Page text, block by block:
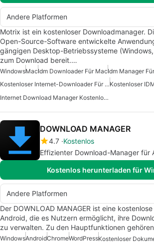
Andere Platformen
Motrix ist ein kostenloser Downloadmanager.
Open-Source-Software entwickelte
gängigen Desktop-Betriebssysteme
zum Download bereit.…
WindowsMacIdm Downloader Für MacIdm Manager
Kostenloser Internet-Downloader Für MacKostenloser
Internet Download Manager Kostenlos Für Mac
DOWNLOAD MANAGER
4.7 Kostenlos
Effizienter Download-Manager für
Kostenlos herunterladen für
Andere Platformen
Der DOWNLOAD MANAGER ist eine
Android, die es Nutzern ermöglicht, ihre
zu verwalten. Zu den Hauptfunktionen
WindowsAndroidChromeWordPress